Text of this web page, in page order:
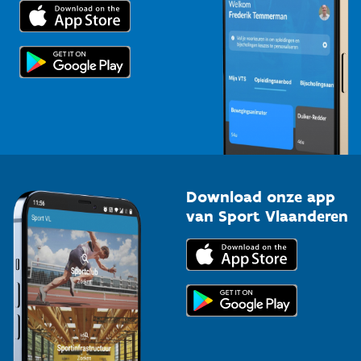
Trainers en begeleiders
Topsporters
Voor de pers
Download onze app
van Sport Vlaanderen